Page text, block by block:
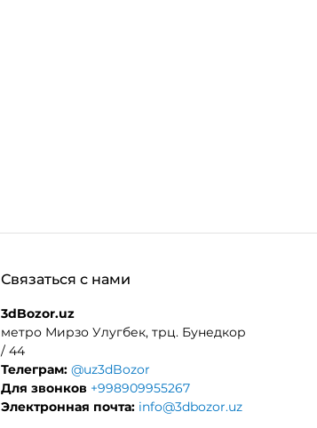
Связаться с нами
3dBozor.uz
метро Мирзо Улугбек, трц. Бунедкор
/ 44
Телеграм: @uz3dBozor
Для звонков +998909955267
Электронная почта: info@3dbozor.uz